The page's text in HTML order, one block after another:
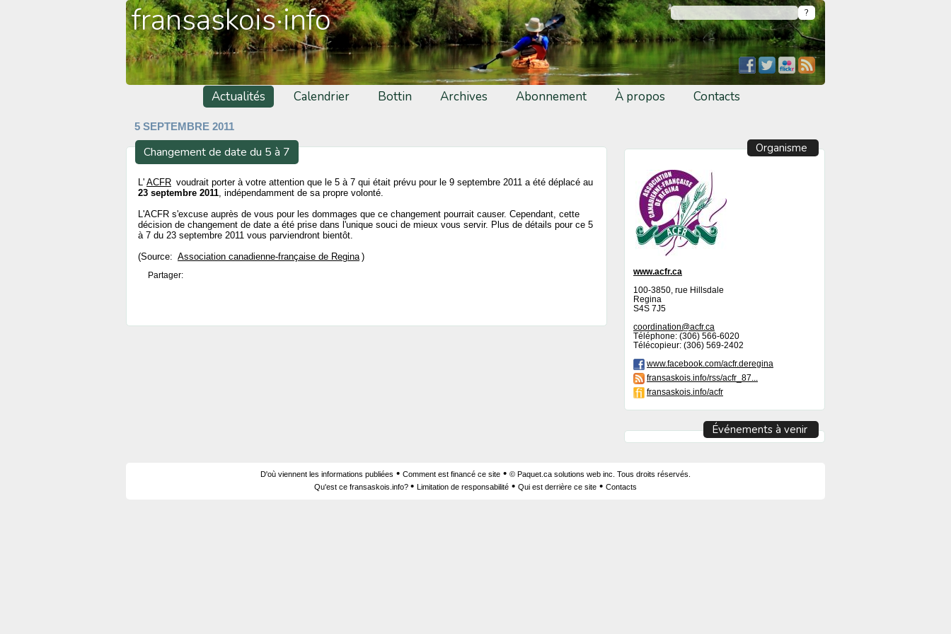
fransaskois·info
Actualités Calendrier Bottin Archives Abonnement À propos Contacts
5 SEPTEMBRE 2011
Changement de date du 5 à 7
L' ACFR voudrait porter à votre attention que le 5 à 7 qui était prévu pour le 9 septembre 2011 a été déplacé au
23 septembre 2011, indépendamment de sa propre volonté.
L'ACFR s'excuse auprès de vous pour les dommages que ce changement pourrait causer. Cependant, cette
décision de changement de date a été prise dans l'unique souci de mieux vous servir. Plus de détails pour ce 5
à 7 du 23 septembre 2011 vous parviendront bientôt.
(Source: Association canadienne-française de Regina )
Partager:
Organisme
www.acfr.ca
100-3850, rue Hillsdale
Regina
S4S 7J5
coordination@acfr.ca
Téléphone: (306) 566-6020
Télécopieur: (306) 569-2402
www.facebook.com/acfr.deregina
fransaskois.info/rss/acfr_87...
fransaskois.info/acfr
Événements à venir
D'où viennent les informations publiées • Comment est financé ce site • © Paquet.ca solutions web inc. Tous droits réservés.
Qu'est ce fransaskois.info? • Limitation de responsabilité • Qui est derrière ce site • Contacts